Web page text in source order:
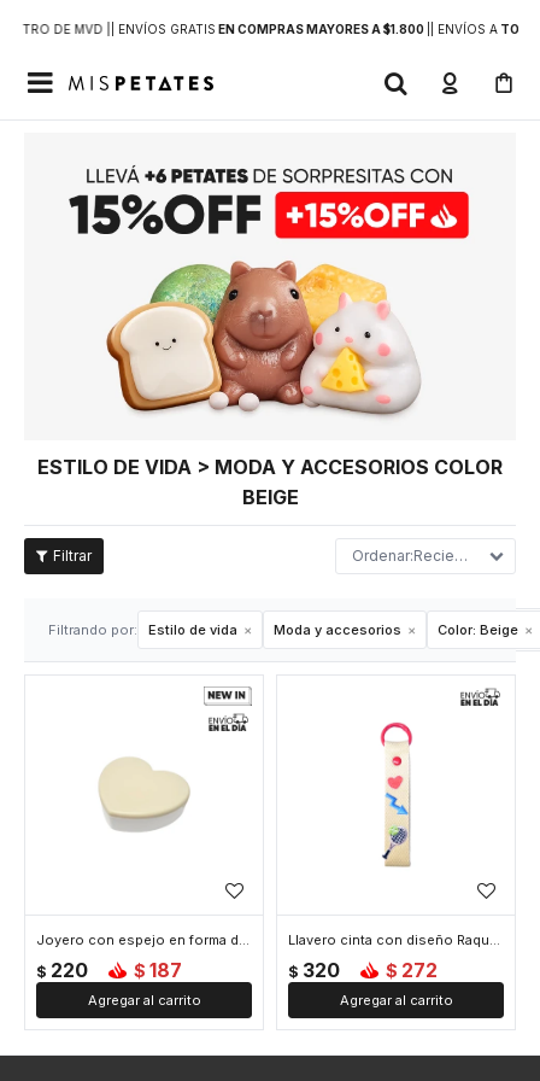
DE MVD | | ENVÍOS GRATIS EN COMPRAS MAYORES A $1.800 | ENVÍOS ATODO

ESTILO DE VIDA > MODA Y ACCESORIOS COLOR
BEIGE
Recientes
Filtrando por: Estilo de vida Moda y accesorios Color: Beige
Joyero con espejo en forma de corazon - 10x9x3cm - Beige
$ 220 $ 187
Llavero cinta con diseño Raqueta de Tennis - Beige
$ 320 $ 272